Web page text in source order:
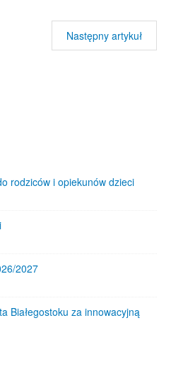
Następny artykuł
rodziców i opiekunów dzieci
2027
Białegostoku za innowacyjną